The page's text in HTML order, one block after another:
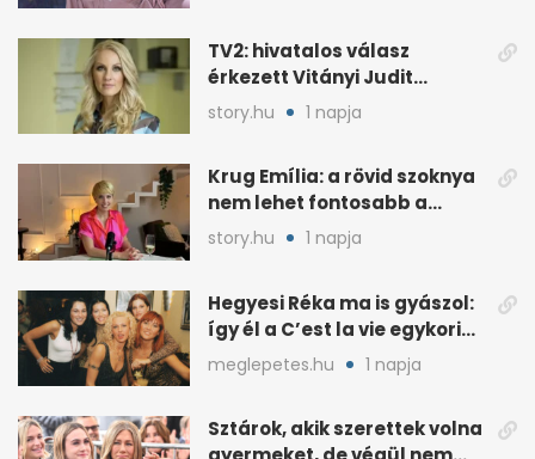
TV2: hivatalos válasz
érkezett Vitányi Judit
további szerepéről
story.hu 1 napja
Krug Emília: a rövid szoknya
nem lehet fontosabb a
kérdéseimnél
story.hu 1 napja
Hegyesi Réka ma is gyászol:
így él a C’est la vie egykori
énekesnője
meglepetes.hu 1 napja
Sztárok, akik szerettek volna